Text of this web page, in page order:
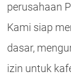
perusahaan
Kami siap
dasar,
izin untuk